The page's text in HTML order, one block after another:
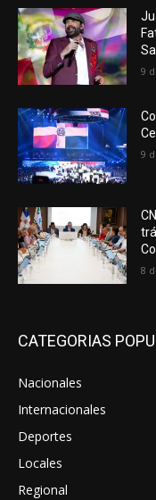
9
9
8
CATEGORIAS
Nacionales
Internacionales
Deportes
Locales
Regional